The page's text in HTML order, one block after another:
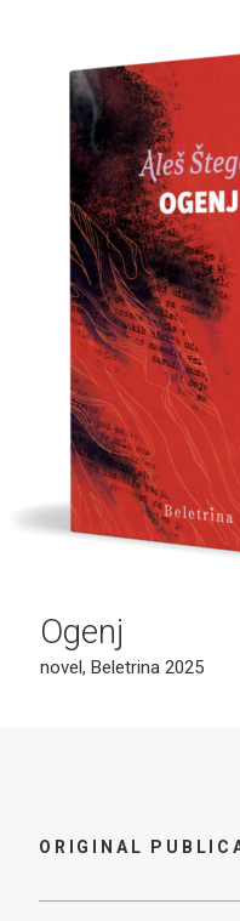
Ogenj
novel, Beletrina 2025
ORIGINAL